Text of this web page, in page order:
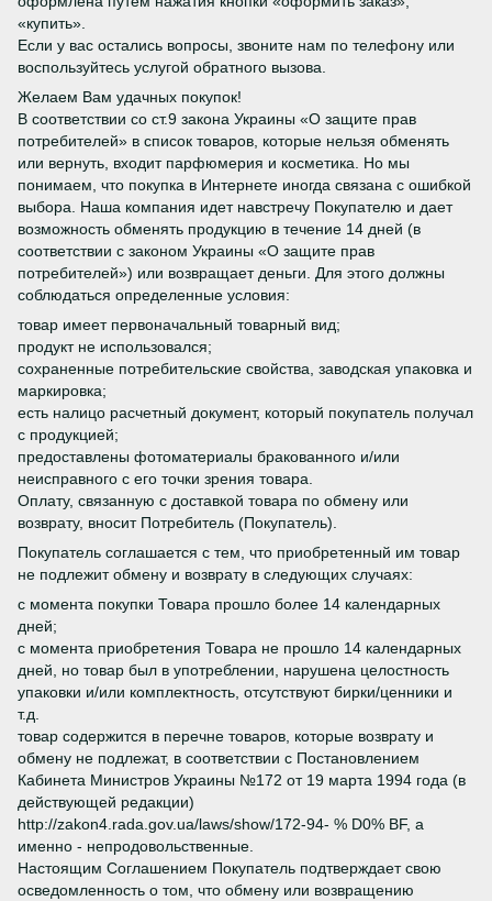
«купить».
Если у вас остались вопросы, звоните нам по телефону или
воспользуйтесь услугой обратного вызова.
Желаем Вам удачных покупок!
В соответствии со ст.9 закона Украины «О защите прав
потребителей» в список товаров, которые нельзя обменять
или вернуть, входит парфюмерия и косметика. Но мы
понимаем, что покупка в Интернете иногда связана с ошибкой
выбора. Наша компания идет навстречу Покупателю и дает
возможность обменять продукцию в течение 14 дней (в
соответствии с законом Украины «О защите прав
потребителей») или возвращает деньги. Для этого должны
соблюдаться определенные условия:
товар имеет первоначальный товарный вид;
продукт не использовался;
сохраненные потребительские свойства, заводская упаковка и
маркировка;
есть налицо расчетный документ, который покупатель получал
с продукцией;
предоставлены фотоматериалы бракованного и/или
неисправного с его точки зрения товара.
Оплату, связанную с доставкой товара по обмену или
возврату, вносит Потребитель (Покупатель).
Покупатель соглашается с тем, что приобретенный им товар
не подлежит обмену и возврату в следующих случаях:
с момента покупки Товара прошло более 14 календарных
дней;
с момента приобретения Товара не прошло 14 календарных
дней, но товар был в употреблении, нарушена целостность
упаковки и/или комплектность, отсутствуют бирки/ценники и
т.д.
товар содержится в перечне товаров, которые возврату и
обмену не подлежат, в соответствии с Постановлением
Кабинета Министров Украины №172 от 19 марта 1994 года (в
действующей редакции)
http://zakon4.rada.gov.ua/laws/show/172-94- % D0% BF, а
именно - непродовольственные.
Настоящим Соглашением Покупатель подтверждает свою
осведомленность о том, что обмену или возвращению